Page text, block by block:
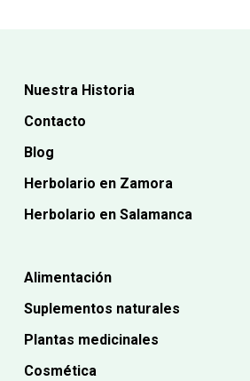
Nuestra Historia
Contacto
Blog
Herbolario en Zamora
Herbolario en Salamanca
Alimentación
Suplementos naturales
Plantas medicinales
Cosmética